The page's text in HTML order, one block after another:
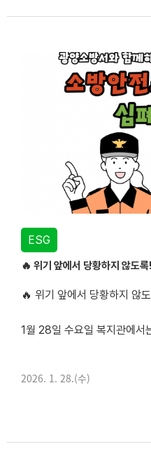
ESG
🔥 위기 앞에서 당황하지 않도
🔥 위기 앞에서 당황하지 않
1월 28일 수요일 복지관에서는 매년 1
2026. 1. 28.(수)